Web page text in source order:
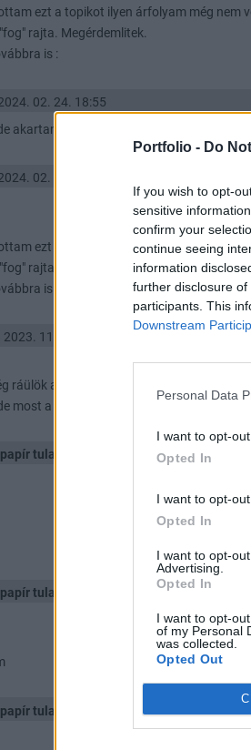
Portfolio - Do
If you wish to opt-
sensitive
confirm your
continue seeing
information
further disclosure of
participants. This
Downstream
Personal Data
I want to opt-
Opted In
I want to opt-
Opted In
I want to opt-
Advertising.
Opted In
I want to opt-
of my Personal
was collected.
Opted Out
ezt a topikot ilyen árfolyam még nem
rajta. Megérdemlitek.
is :
02. 24. 18:55
akartam írni...
02. 21. 19:29
ezt a topikot ilyen árfolyam még nem
rajta. Megérdemlitek.
is :)
2023. 11. 13. 16:57
ráülök a kezemre.
most a kezemre ülök egy darabig
tulajok 2023. 08. 23. 22:13
tulajok 2023. 08. 23. 22:13
tulajok 2023. 08. 23. 22:07